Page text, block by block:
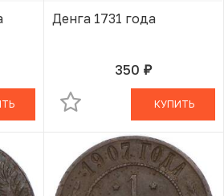
Денга 1731 года
350 руб.В КОРЗИНЕ
КУПИТЬ